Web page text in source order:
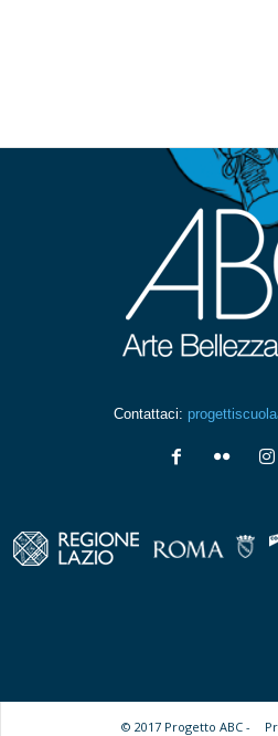
Contattaci:
© 2017 Progetto ABC -